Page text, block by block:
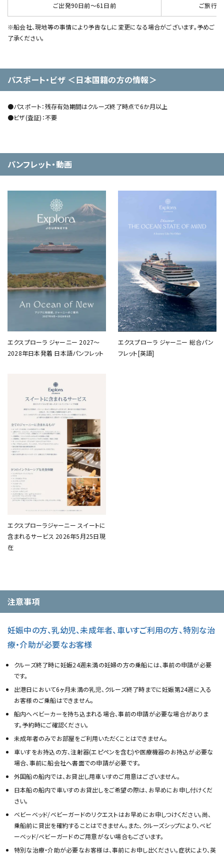
ご出発90日前～61日前 ご旅行
※船会社、現地等の事情により予告なしに変更になる場合がございます。予めご
了承ください。
パスポート・ビザ ＜日本国籍の方の情報＞
●パスポート：残存有効期間はクルーズ終了時点で6か月以上
●ビザ(査証)：不要
パンフレット・動画
エクスプローラ ジャーニー 2027～
2028年日本発着 日本語パンフレット
エクスプローラ ジャーニー 総合パン
フレット[英語]
エクスプローラジャーニー スイートに
含まれるサービス 2026年5月25日現
在
注意事項
妊娠中の方、乳幼児、未成年者、車いすご利用の方、特別な治
療・介助が必要なお客様
クルーズ終了時に妊娠24週未満の妊婦の方の乗船には、事前の申請が必要
です。
出港日において6ヶ月未満の乳児、クルーズ終了時までに妊娠第24週に入る
お客様のご乗船はできません。
船内へベビーカーを持ち込まれる場合、事前の申請が必要な場合がありま
す。予約時にご確認ください。
未成年者のみでお部屋をご利用いただくことはできません。
車いすをお持込の方、注射器(エピペンを含む)や医療機器のお持込が必要な
場合、事前に船会社へ書面での申請が必要です。
外国船の船内では、お貸出し用車いすのご用意はございません。
日本船の船内で車いすのお貸出しをご希望の際は、お早めにお申し付けくだ
さい。
ベビーベッド/ベビーガードのリクエストはお早めにお申しつけください。尚、
乗船前に貸出を確約することはできません。また、クルーズシップにより、ベビ
ーベッド/ベビーガードのご用意がない場合もございます。
特別な治療・介助が必要なお客様は、事前にお申し出ください。症状により、英